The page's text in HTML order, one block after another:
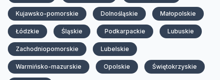
Kujawsko-pomorskie Dolnośląskie Małopolskie
Łódzkie Śląskie Podkarpackie Lubuskie
Zachodniopomorskie Lubelskie
Warmińsko-mazurskie Opolskie Świętokrzyskie